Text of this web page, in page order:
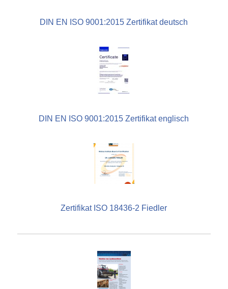
DIN EN ISO 9001:2015 Zertifikat deutsch
DIN EN ISO 9001:2015 Zertifikat englisch
Zertifikat ISO 18436-2 Fiedler